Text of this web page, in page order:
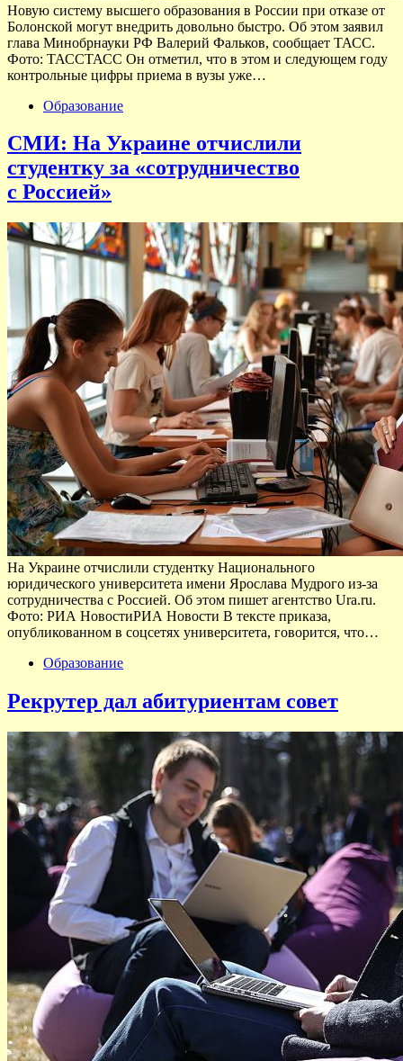
Новую систему высшего образования в России при отказе от
Болонской могут внедрить довольно быстро. Об этом заявил
глава Минобрнауки РФ Валерий Фальков, сообщает ТАСС.
Фото: ТАССТАСС Он отметил, что в этом и следующем году
контрольные цифры приема в вузы уже…
Образование
СМИ: На Украине отчислили
студентку за «сотрудничество
с Россией»
На Украине отчислили студентку Национального
юридического университета имени Ярослава Мудрого из-за
сотрудничества с Россией. Об этом пишет агентство Ura.ru.
Фото: РИА НовостиРИА Новости В тексте приказа,
опубликованном в соцсетях университета, говорится, что…
Образование
Рекрутер дал абитуриентам совет